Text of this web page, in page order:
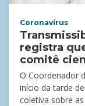
Coronavírus
registra
comitê
O Coordenador
início da tarde
coletiva sobre as